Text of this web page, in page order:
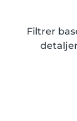
Filtrer